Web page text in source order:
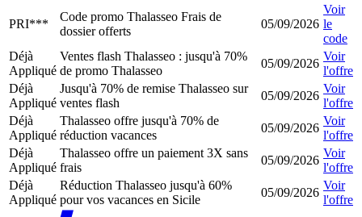
PRI***
Code promo Thalasseo Frais de
dossier offerts
05/09/2026
Voir
le
code
Déjà
Appliqué
Ventes flash Thalasseo : jusqu'à 70%
de promo Thalasseo
05/09/2026
Voir
l'offre
Déjà
Appliqué
Jusqu'à 70% de remise Thalasseo sur
ventes flash
05/09/2026
Voir
l'offre
Déjà
Appliqué
Thalasseo offre jusqu'à 70% de
réduction vacances
05/09/2026
Voir
l'offre
Déjà
Appliqué
Thalasseo offre un paiement 3X sans
frais
05/09/2026
Voir
l'offre
Déjà
Appliqué
Réduction Thalasseo jusqu'à 60%
pour vos vacances en Sicile
05/09/2026
Voir
l'offre